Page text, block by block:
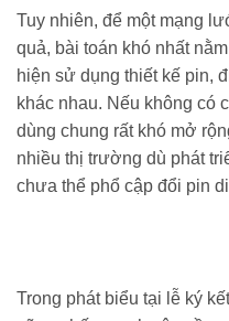
Tuy nhiên, để một mạng
quả, bài toán khó nhất
hiện sử dụng thiết kế pin,
khác nhau. Nếu không có
dùng chung rất khó mở
nhiều thị trường dù phát
chưa thể phổ cập đổi pin
Trong phát biểu tại lễ ký